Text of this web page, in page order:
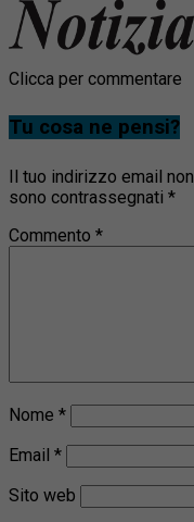
Clicca per commentare
Tu cosa ne pensi?
Il tuo indirizzo email
sono contrassegnati *
Commento *
Nome *
Email *
Sito web